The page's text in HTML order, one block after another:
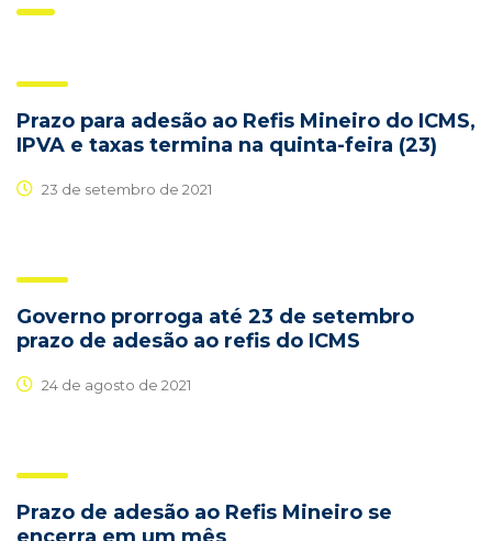
Prazo para adesão ao Refis Mineiro do ICMS,
IPVA e taxas termina na quinta-feira (23)
23 de setembro de 2021
Governo prorroga até 23 de setembro
prazo de adesão ao refis do ICMS
24 de agosto de 2021
Prazo de adesão ao Refis Mineiro se